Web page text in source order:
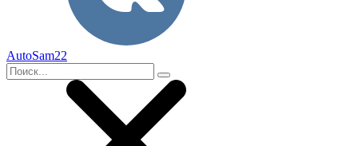
AutoSam22